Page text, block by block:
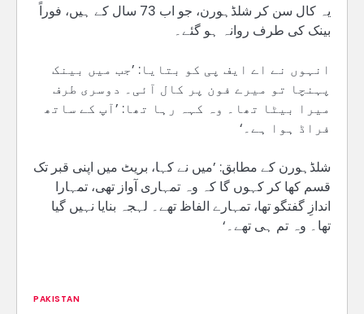
یہ کال سن کر شلڈہورن، جو اب 73 سال کے ہیں، فوراً
بینک کی طرف روانہ ہو گئے۔
انہوں نے اے ایف پی کو بتایا: ’جب میں بینک
پہنچا تو میرے فون پر کال آئی۔ دوسری طرف
میرا بیٹا تھا۔ وہ کہہ رہا تھا: ’آپ کے ساتھ
فراڈ ہوا ہے۔‘
شلڈہورن کے مطابق: ’میں نے کہا، بریٹ میں اپنی قبر تک
قسم کھا کر کہوں گا کہ وہ تمہاری آواز تھی، تمہارا
اندازِ گفتگو تھا، تمہارے الفاظ تھے۔ لہجہ بنایا نہیں گیا
تھا۔ وہ تم ہی تھے۔‘
PAKISTAN